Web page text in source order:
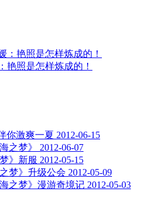
艳照是怎样炼成的！
你激爽一夏 2012-06-15
之梦》
2012-06-07
》新服 2012-05-15
梦》升级公会 2012-05-09
之梦》漫游奇境记 2012-05-03